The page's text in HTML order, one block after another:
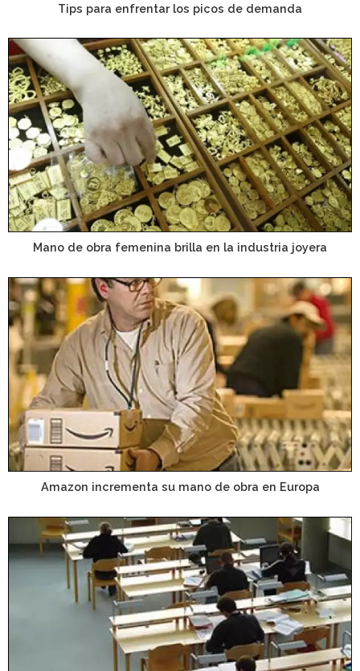
Tips para enfrentar los picos de demanda
Mano de obra femenina brilla en la industria joyera
Amazon incrementa su mano de obra en Europa